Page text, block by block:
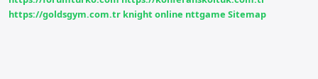
https://goldsgym.com.tr knight online nttgame Sitemap